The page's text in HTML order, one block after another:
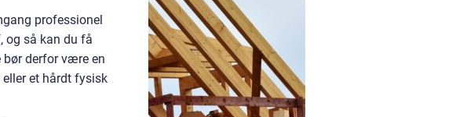
professionel
og så kan du få
bør derfor være en
et hårdt fysisk